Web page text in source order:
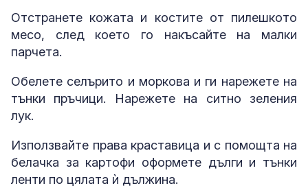
Отстранете кожата и костите от пилешкото
месо, след което го накъсайте на малки
парчета.
Обелете селърито и моркова и ги нарежете на
тънки пръчици. Нарежете на ситно зеления
лук.
Използвайте права краставица и с помощта на
белачка за картофи оформете дълги и тънки
ленти по цялата ѝ дължина.